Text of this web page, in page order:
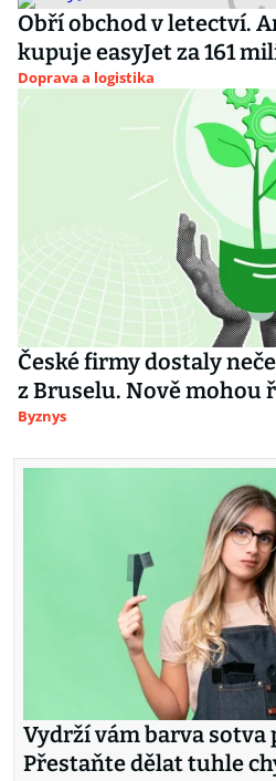
Obří obchod v letectví.
kupuje easyJet za 161
Doprava a logistika
České firmy dostaly
z Bruselu. Nově mohou
Byznys
Vydrží vám barva sotva
Přestaňte dělat tuhle